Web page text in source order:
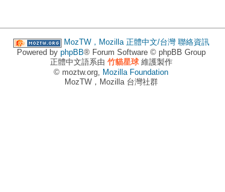
MozTW，Mozilla 正體中文/台灣 聯絡資訊
Powered by phpBB® Forum Software © phpBB Group
正體中文語系由 竹貓星球維護製作
© moztw.org, Mozilla Foundation
MozTW，Mozilla 台灣社群